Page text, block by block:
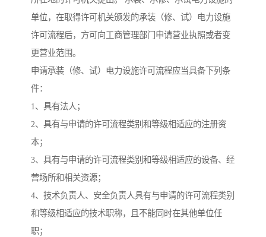
单位，在取得许可机关颁发的承装（修、试）电力设施
许可流程后，方可向工商管理部门申请营业执照或者变
更营业范围。
申请承装（修、试）电力设施许可流程应当具备下列条
件：
1、具有法人；
2、具有与申请的许可流程类别和等级相适应的注册资
本；
3、具有与申请的许可流程类别和等级相适应的设备、经
营场所和相关资源；
4、技术负责人、安全负责人具有与申请的许可流程类别
和等级相适应的技术职称，且不能同时在其他单位任
职；